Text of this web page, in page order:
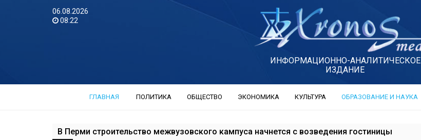
06.08.2026
08:22
ИНФОРМАЦИОННО-АНАЛИТИЧЕСКОЕ
ИЗДАНИЕ
ГЛАВНАЯ ПОЛИТИКА ОБЩЕСТВО ЭКОНОМИКА КУЛЬТУРА ОБРАЗОВАНИЕ И НАУКА
В Перми строительство межвузовского кампуса начнется с возведения гостиницы